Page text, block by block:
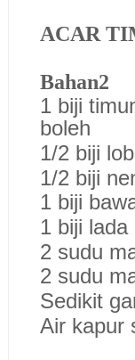
ACAR
Bahan2
1 biji
boleh
1/2 biji
1/2 biji
1 biji
1 biji lada
2 sudu
2 sudu
Sedikit
Air kapur